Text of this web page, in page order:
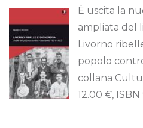
È uscita la
ampliata del
Livorno
popolo
collana
12.00 €,